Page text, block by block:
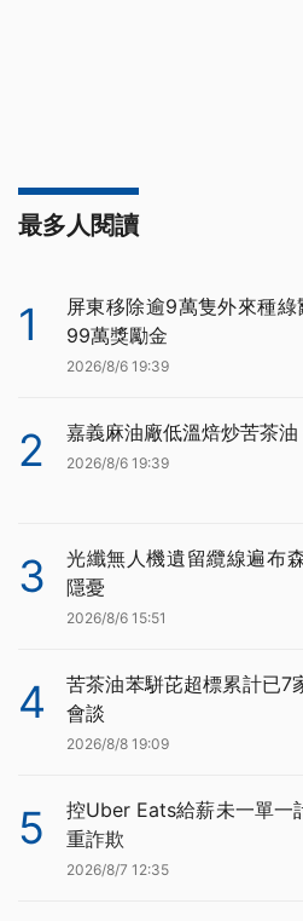
最多人閱讀
1
屏東移除逾9萬隻外來種
99萬獎勵金
2026/8/6 19:39
2 嘉義麻油廠低溫焙炒苦茶
2026/8/6 19:39
3
光纖無人機遺留纜線遍布
隱憂
2026/8/6 15:51
4
苦茶油苯駢芘超標累計已7
會談
2026/8/8 19:09
5
控Uber Eats給薪未一單一
重詐欺
2026/8/7 12:35